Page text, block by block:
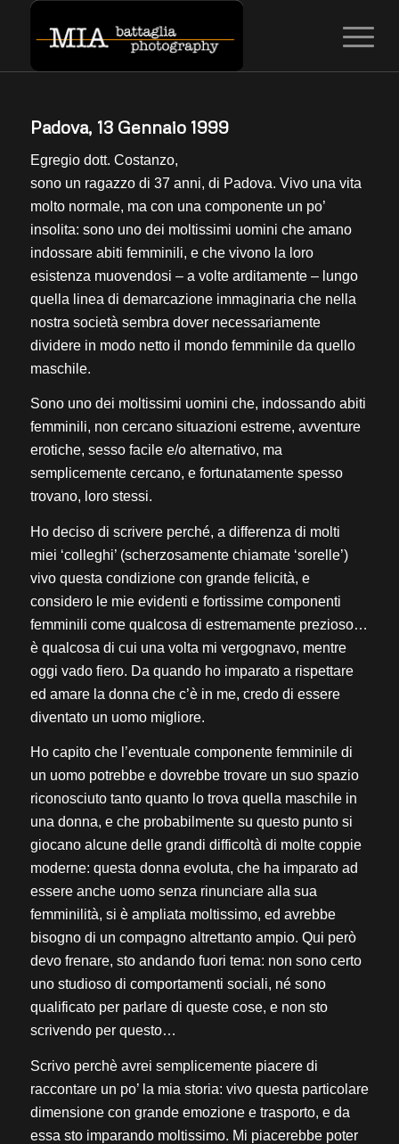
Padova, 13 Gennaio 1999
Egregio dott. Costanzo,
sono un ragazzo di 37 anni, di Padova. Vivo una vita
molto normale, ma con una componente un po’
insolita: sono uno dei moltissimi uomini che amano
indossare abiti femminili, e che vivono la loro
esistenza muovendosi – a volte arditamente – lungo
quella linea di demarcazione immaginaria che nella
nostra società sembra dover necessariamente
dividere in modo netto il mondo femminile da quello
maschile.
Sono uno dei moltissimi uomini che, indossando abiti
femminili, non cercano situazioni estreme, avventure
erotiche, sesso facile e/o alternativo, ma
semplicemente cercano, e fortunatamente spesso
trovano, loro stessi.
Ho deciso di scrivere perché, a differenza di molti
miei ‘colleghi’ (scherzosamente chiamate ‘sorelle’)
vivo questa condizione con grande felicità, e
considero le mie evidenti e fortissime componenti
femminili come qualcosa di estremamente prezioso…
è qualcosa di cui una volta mi vergognavo, mentre
oggi vado fiero. Da quando ho imparato a rispettare
ed amare la donna che c’è in me, credo di essere
diventato un uomo migliore.
Ho capito che l’eventuale componente femminile di
un uomo potrebbe e dovrebbe trovare un suo spazio
riconosciuto tanto quanto lo trova quella maschile in
una donna, e che probabilmente su questo punto si
giocano alcune delle grandi difficoltà di molte coppie
moderne: questa donna evoluta, che ha imparato ad
essere anche uomo senza rinunciare alla sua
femminilità, si è ampliata moltissimo, ed avrebbe
bisogno di un compagno altrettanto ampio. Qui però
devo frenare, sto andando fuori tema: non sono certo
uno studioso di comportamenti sociali, né sono
qualificato per parlare di queste cose, e non sto
scrivendo per questo…
Scrivo perchè avrei semplicemente piacere di
raccontare un po’ la mia storia: vivo questa particolare
dimensione con grande emozione e trasporto, e da
essa sto imparando moltissimo. Mi piacerebbe poter